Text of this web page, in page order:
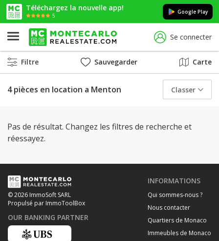
Téléchargez la nouvelle app!
5
Google Play
Se connecter
Filtre Sauvegarder Carte
4 pièces en location a Menton Classer
Pas de résultat. Changez les filtres de recherche et
réessayez.
© 2026 ImmoSoft SARL
Propulsé par ImmoToolBox
OUR BANKING PARTNER
INFORMATIONS
Qui sommes-nous ?
Nous contacter
Quartiers de Monaco
Immeubles de Monaco